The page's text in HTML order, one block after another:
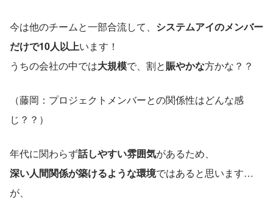
今は他のチームと一部合流して、 システムアイのメンバー
だけで10人以上います！
うちの会社の中では大規模で、割と賑やかな方かな？？
（藤岡：プロジェクトメンバーとの関係性はどんな感
じ？？）
年代に関わらず話しやすい雰囲気があるため、
深い人間関係が築けるような環境ではあると思います…
が、